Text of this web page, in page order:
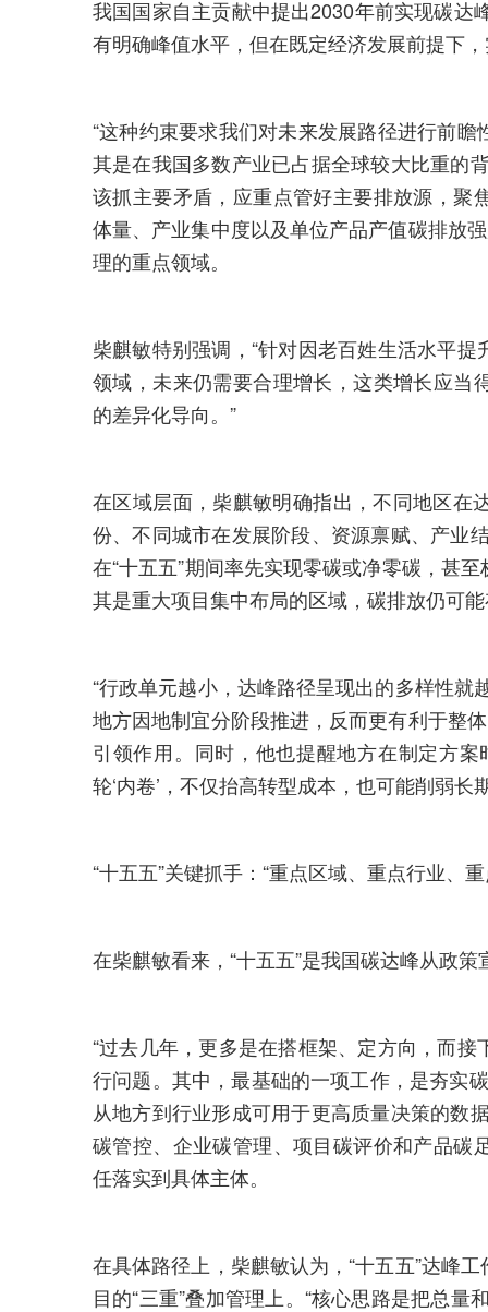
我国国家自主贡献中提出2030年前实现碳达
有明确峰值水平，但在既定经济发展前提下
“这种约束要求我们对未来发展路径进行前
其是在我国多数产业已占据全球较大比重的
该抓主要矛盾，应重点管好主要排放源，聚
体量、产业集中度以及单位产品产值碳排放
理的重点领域。
柴麒敏特别强调，“针对因老百姓生活水平
领域，未来仍需要合理增长，这类增长应当
的差异化导向。”
在区域层面，柴麒敏明确指出，不同地区在
份、不同城市在发展阶段、资源禀赋、产业
在“十五五”期间率先实现零碳或净零碳，甚
其是重大项目集中布局的区域，碳排放仍可
“行政单元越小，达峰路径呈现出的多样性
地方因地制宜分阶段推进，反而更有利于整
引领作用。同时，他也提醒地方在制定方
轮‘内卷’，不仅抬高转型成本，也可能削弱长
“十五五”关键抓手：“重点区域、重点行业、
在柴麒敏看来，“十五五”是我国碳达峰从政
“过去几年，更多是在搭框架、定方向，而
行问题。其中，最基础的一项工作，是夯实
从地方到行业形成可用于更高质量决策的数
碳管控、企业碳管理、项目碳评价和产品碳
任落实到具体主体。
在具体路径上，柴麒敏认为，“十五五”达峰
目的“三重”叠加管理上。“核心思路是把总